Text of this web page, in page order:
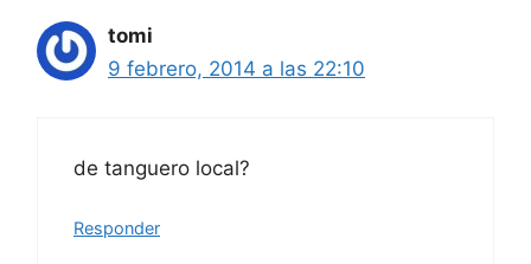
tomi
9 febrero, 2014 a las 22:10
de tanguero local?
Responder